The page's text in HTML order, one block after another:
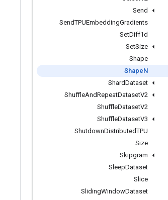
Send
SendTPUEmbeddingGradients
SetDiff1d
SetSize
Shape
ShapeN
ShardDataset
ShuffleAndRepeatDatasetV2
ShuffleDatasetV2
ShuffleDatasetV3
ShutdownDistributedTPU
Size
Skipgram
SleepDataset
Slice
SlidingWindowDataset